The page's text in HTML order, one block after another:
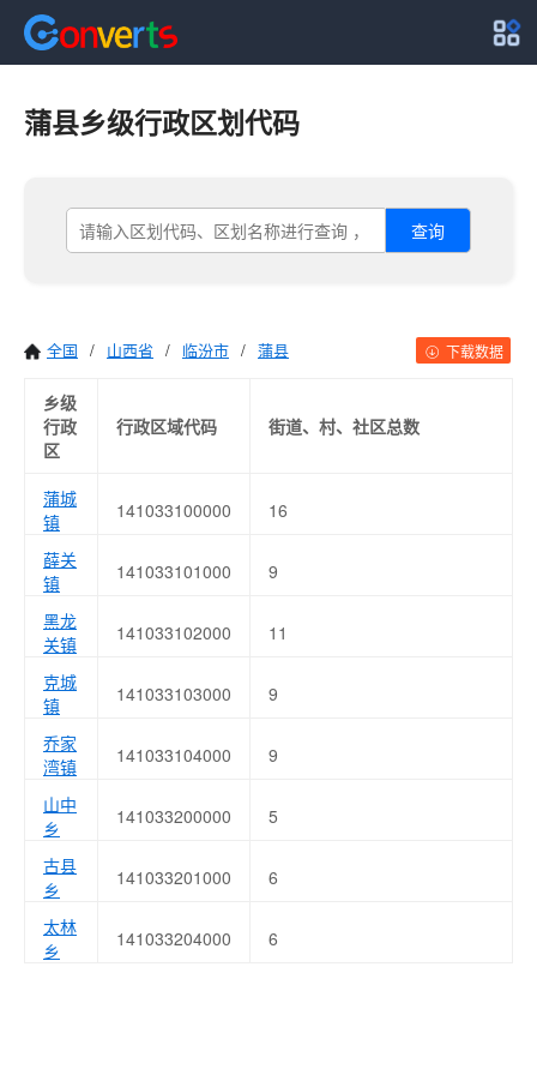
蒲县乡级行政区划代码
查询
全国 / 山西省 / 临汾市 / 蒲县 下载数据
乡级
行政
区
行政区域代码 街道、村、社区总数
蒲城
镇
141033100000 16
薛关
镇
141033101000 9
黑龙
关镇
141033102000 11
克城
镇
141033103000 9
乔家
湾镇
141033104000 9
山中
乡
141033200000 5
古县
乡
141033201000 6
太林
乡
141033204000 6